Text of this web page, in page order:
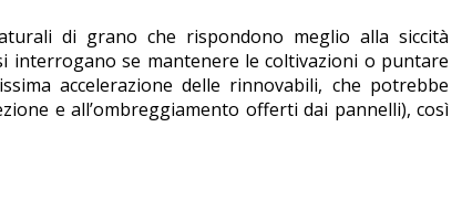
di grano che rispondono meglio alla siccità
interrogano se mantenere le coltivazioni o puntare
accelerazione delle rinnovabili, che potrebbe
e all’ombreggiamento offerti dai pannelli), così